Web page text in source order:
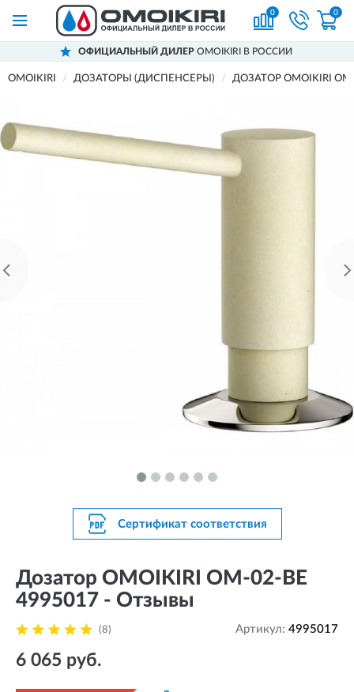
0 0
ОФИЦИАЛЬНЫЙ ДИЛЕРOMOIKIRI В РОССИИ
OMOIKIRI ДОЗАТОРЫ (ДИСПЕНСЕРЫ) ДОЗАТОР OMOIKIRI
Сертификат соответствия
Дозатор OMOIKIRI OM-02-BE
4995017 - Отзывы
(8) Артикул: 4995017
6 065 руб.